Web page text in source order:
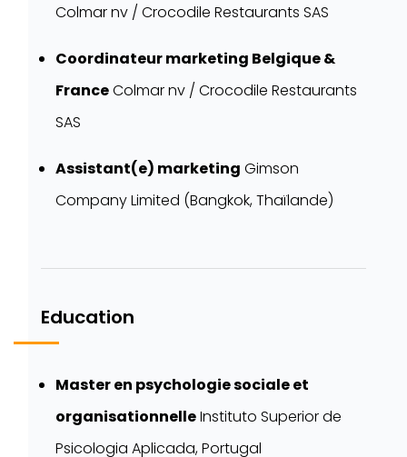
Colmar nv / Crocodile Restaurants SAS
Coordinateur marketing Belgique &
FranceColmar nv / Crocodile Restaurants
SAS
Assistant(e) marketing Gimson
Company Limited (Bangkok, Thaïlande)
Education
Master en psychologie sociale et
organisationnelleInstituto Superior de
Psicologia Aplicada, Portugal